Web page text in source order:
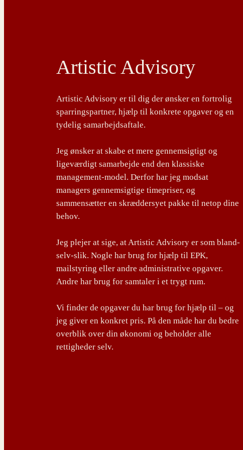
Artistic Advisory
Artistic Advisory er til dig der ønsker en fortrolig
sparringspartner, hjælp til konkrete opgaver og en
tydelig samarbejdsaftale.
Jeg ønsker at skabe et mere gennemsigtigt og
ligeværdigt samarbejde end den klassiske
management-model. Derfor har jeg modsat
managers gennemsigtige timepriser, og
sammensætter en skræddersyet pakke til netop dine
behov.
Jeg plejer at sige, at Artistic Advisory er som bland-
selv-slik. Nogle har brug for hjælp til EPK,
mailstyring eller andre administrative opgaver.
Andre har brug for samtaler i et trygt rum.
Vi finder de opgaver du har brug for hjælp til – og
jeg giver en konkret pris. På den måde har du bedre
overblik over din økonomi og beholder alle
rettigheder selv.